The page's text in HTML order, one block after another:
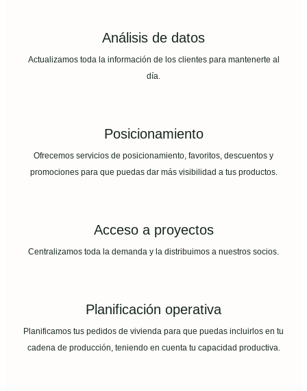
Análisis de datos
Actualizamos toda la información de los clientes para mantenerte al
día.
Posicionamiento
Ofrecemos servicios de posicionamiento, favoritos, descuentos y
promociones para que puedas dar más visibilidad a tus productos.
Acceso a proyectos
Centralizamos toda la demanda y la distribuimos a nuestros socios.
Planificación operativa
Planificamos tus pedidos de vivienda para que puedas incluirlos en tu
cadena de producción, teniendo en cuenta tu capacidad productiva.